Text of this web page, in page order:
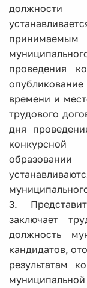
проведения
времени и
трудового
дня
3.
заключает
должность
кандидатов,
результатам